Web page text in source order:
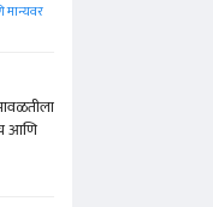
मान्यवर
आणि